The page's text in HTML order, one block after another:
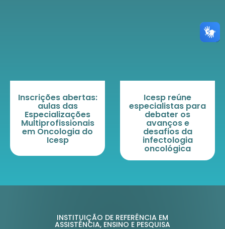
Icesp reúne
especialistas para
debater os
avanços e
desafios da
infectologia
oncológica
Profissionais do
Instituto
participam do
Ganepão 2026,
maior evento de
Nutrição na
América Latina
INSTITUIÇÃO DE REFERÊNCIA EM
ASSISTÊNCIA, ENSINO E PESQUISA